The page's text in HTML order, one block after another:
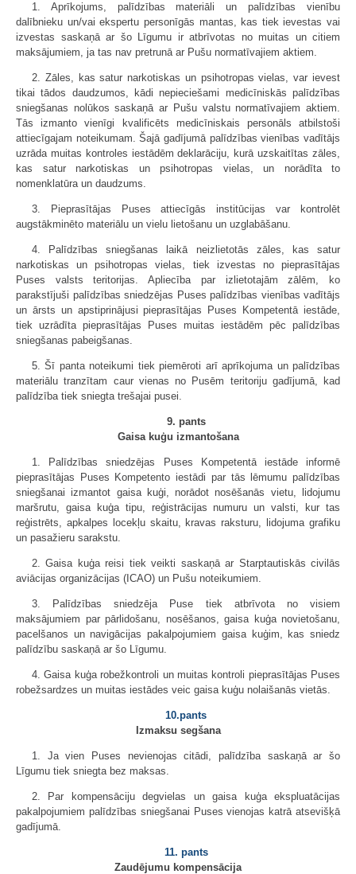
1. Aprīkojums, palīdzības materiāli un palīdzības vienību
dalībnieku un/vai ekspertu personīgās mantas, kas tiek ievestas vai
izvestas saskaņā ar šo Līgumu ir atbrīvotas no muitas un citiem
maksājumiem, ja tas nav pretrunā ar Pušu normatīvajiem aktiem.
2. Zāles, kas satur narkotiskas un psihotropas vielas, var ievest
tikai tādos daudzumos, kādi nepieciešami medicīniskās palīdzības
sniegšanas nolūkos saskaņā ar Pušu valstu normatīvajiem aktiem.
Tās izmanto vienīgi kvalificēts medicīniskais personāls atbilstoši
attiecīgajam noteikumam. Šajā gadījumā palīdzības vienības vadītājs
uzrāda muitas kontroles iestādēm deklarāciju, kurā uzskaitītas zāles,
kas satur narkotiskas un psihotropas vielas, un norādīta to
nomenklatūra un daudzums.
3. Pieprasītājas Puses attiecīgās institūcijas var kontrolēt
augstākminēto materiālu un vielu lietošanu un uzglabāšanu.
4. Palīdzības sniegšanas laikā neizlietotās zāles, kas satur
narkotiskas un psiho­tropas vielas, tiek izvestas no pieprasītājas
Puses valsts teritorijas. Apliecība par izlietotajām zālēm, ko
parakstījuši palīdzības sniedzējas Puses palīdzības vienības vadītājs
un ārsts un apstiprinājusi pieprasītājas Puses Kompetentā iestāde,
tiek uzrādīta pieprasītājas Puses muitas iestādēm pēc palīdzības
sniegšanas pabeigšanas.
5. Šī panta noteikumi tiek piemēroti arī aprīkojuma un palīdzības
materiālu tranzītam caur vienas no Pusēm teritoriju gadījumā, kad
palīdzība tiek sniegta trešajai pusei.
9. pants
Gaisa kuģu izmantošana
1. Palīdzības sniedzējas Puses Kompetentā iestāde informē
pieprasītājas Puses Kompetento iestādi par tās lēmumu palīdzības
sniegšanai izmantot gaisa kuģi, norādot nosēšanās vietu, lidojumu
maršrutu, gaisa kuģa tipu, reģistrācijas numuru un valsti, kur tas
reģistrēts, apkalpes locekļu skaitu, kravas raksturu, lidojuma grafiku
un pasažieru sarakstu.
2. Gaisa kuģa reisi tiek veikti saskaņā ar Starptautiskās civilās
aviācijas organizācijas (ICAO) un Pušu noteikumiem.
3. Palīdzības sniedzēja Puse tiek atbrīvota no visiem
maksājumiem par pārlidošanu, nosēšanos, gaisa kuģa novietošanu,
pacelšanos un navigācijas pakalpojumiem gaisa kuģim, kas sniedz
palīdzību saskaņā ar šo Līgumu.
4. Gaisa kuģa robežkontroli un muitas kontroli pieprasītājas Puses
robežsardzes un muitas iestādes veic gaisa kuģu nolaišanās vietās.
10.pants
Izmaksu segšana
1. Ja vien Puses nevienojas citādi, palīdzība saskaņā ar šo
Līgumu tiek sniegta bez maksas.
2. Par kompensāciju degvielas un gaisa kuģa ekspluatācijas
pakalpojumiem palīdzības sniegšanai Puses vienojas katrā atsevišķā
gadījumā.
11. pants
Zaudējumu kompensācija